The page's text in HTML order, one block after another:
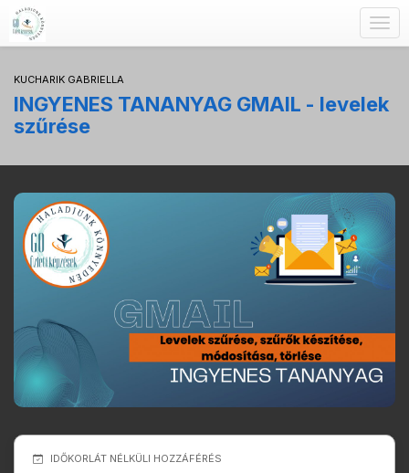
KUCHARIK GABRIELLA
INGYENES TANANYAG GMAIL - levelek
szűrése
IDŐKORLÁT NÉLKÜLI HOZZÁFÉRÉS